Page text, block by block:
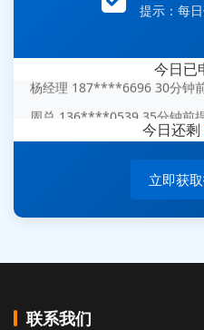
提示：每
今日已
刘先生 139****7889 18分钟
杨经理 187****6696 30分钟
今日还剩
立即获
联系我们